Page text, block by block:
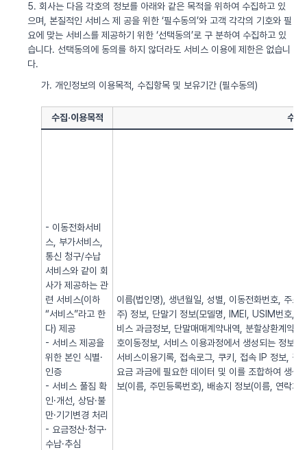
5. 회사는 다음 각호의 정보를 아래와 같은 목적을 위하여 수집하고 있
으며, 본질적인 서비스 제 공을 위한 ‘필수동의’와 고객 각각의 기호와 필
요에 맞는 서비스를 제공하기 위한 ‘선택동의’로 구 분하여 수집하고 있
습니다. 선택동의에 동의를 하지 않더라도 서비스 이용에 제한은 없습니
다.
가. 개인정보의 이용목적, 수집항목 및 보유기간 (필수동의)
수집·이용목적 수집
- 이동전화서비
스, 부가서비스,
통신 청구/수납
서비스와 같이 회
사가 제공하는 관
련 서비스(이하
“서비스”라고 한
다) 제공
- 서비스 제공을
위한 본인 식별·
인증
- 서비스 풀짐 확
인·개선, 상담·불
만·기기변경 처리
- 요금정산·청구·
수납·추심
이름(법인명), 생년월일, 성별, 이동전화번호, 주
주) 정보, 단말기 정보(모델명, IMEI, USIM번호,
비스 과금정보, 단말매매계약내역, 분할상환계약
호이동정보, 서비스 이용과정에서 생성되는 정보(
서비스이용기록, 접속로그, 쿠키, 접속 IP 정보, 결
요금 과금에 필요한 데이터 및 이를 조합하여 생
보(이름, 주민등록번호), 배송지 정보(이름, 연락처,